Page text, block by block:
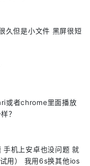
久但是小文件 黑屏很短
或者chrome里面播放
？
手机上安卓也没问题 就
用） 我用6s换其他ios